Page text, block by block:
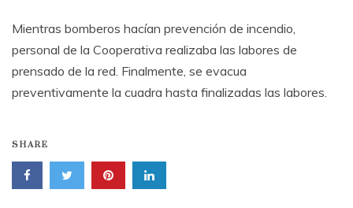
Mientras bomberos hacían prevención de incendio,
personal de la Cooperativa realizaba las labores de
prensado de la red. Finalmente, se evacua
preventivamente la cuadra hasta finalizadas las labores.
SHARE